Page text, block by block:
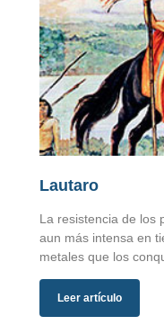
Lautaro
La resistencia de los
aun más intensa en
metales que los
Leer artículo